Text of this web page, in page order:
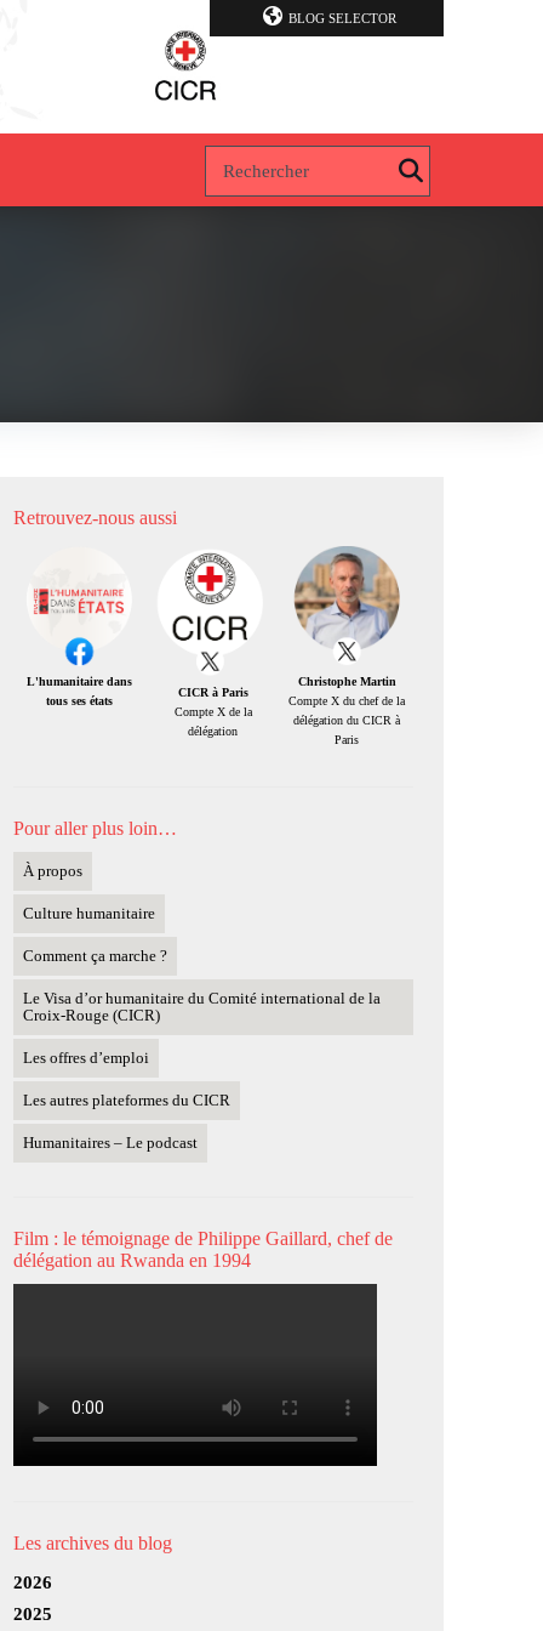
BLOG SELECTOR
Retrouvez-nous aussi
L'humanitaire dans
tous ses états
CICR à Paris
Compte X de la
délégation
Christophe Martin
Compte X du chef de la
délégation du CICR à
Paris
Pour aller plus loin…
À propos
Culture humanitaire
Comment ça marche ?
Le Visa d’or humanitaire du Comité international de la
Croix-Rouge (CICR)
Les offres d’emploi
Les autres plateformes du CICR
Humanitaires – Le podcast
Film : le témoignage de Philippe Gaillard, chef de
délégation au Rwanda en 1994
Les archives du blog
2026
2025